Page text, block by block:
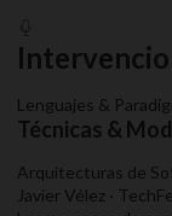
Lenguajes &
Técnicas &
Arquitecturas de
Javier Vélez ·